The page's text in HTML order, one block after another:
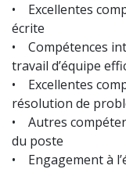
• Excellentes
écrite
• Compétences
travail d’équipe
• Excellentes
résolution de
• Autres
du poste
• Engagement à